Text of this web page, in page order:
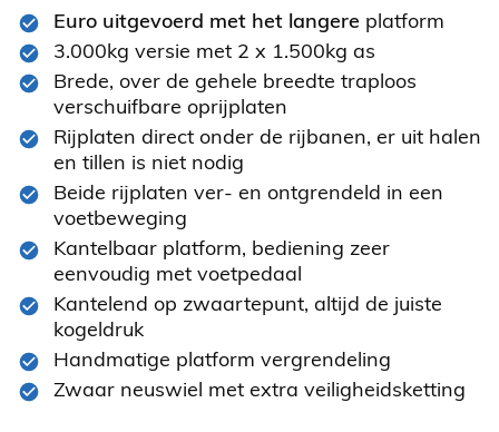
Euro uitgevoerd met het langere platform
3.000kg versie met 2 x 1.500kg as
Brede, over de gehele breedte traploos
verschuifbare oprijplaten
Rijplaten direct onder de rijbanen, er uit halen
en tillen is niet nodig
Beide rijplaten ver- en ontgrendeld in een
voetbeweging
Kantelbaar platform, bediening zeer
eenvoudig met voetpedaal
Kantelend op zwaartepunt, altijd de juiste
kogeldruk
Handmatige platform vergrendeling
Zwaar neuswiel met extra veiligheidsketting